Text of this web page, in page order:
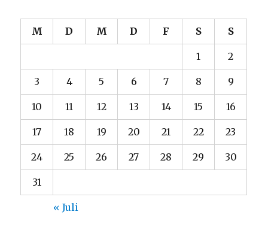
M D M D F S S
1 2
3 4 5 6 7 8 9
10 11 12 13 14 15 16
17 18 19 20 21 22 23
24 25 26 27 28 29 30
31
« Juli